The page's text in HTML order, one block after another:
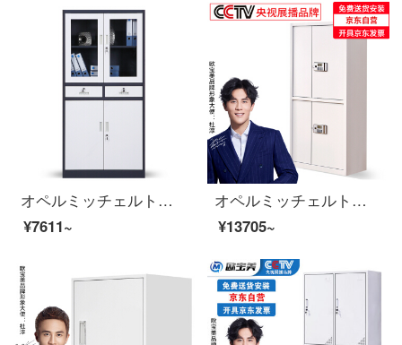
オペルミッチェルト着脱オフィスキャビネットスチール製のブリキケースの資料棚のアーカイブキャビネットの色の中の二斗チェスト
¥7611~
オペルミッチェルトパスワードキャビネット大型電子チェースト引出しコード付きロック
¥13705~